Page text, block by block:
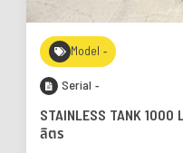
Model -
Serial -
STAINLESS TANK
ลิตร